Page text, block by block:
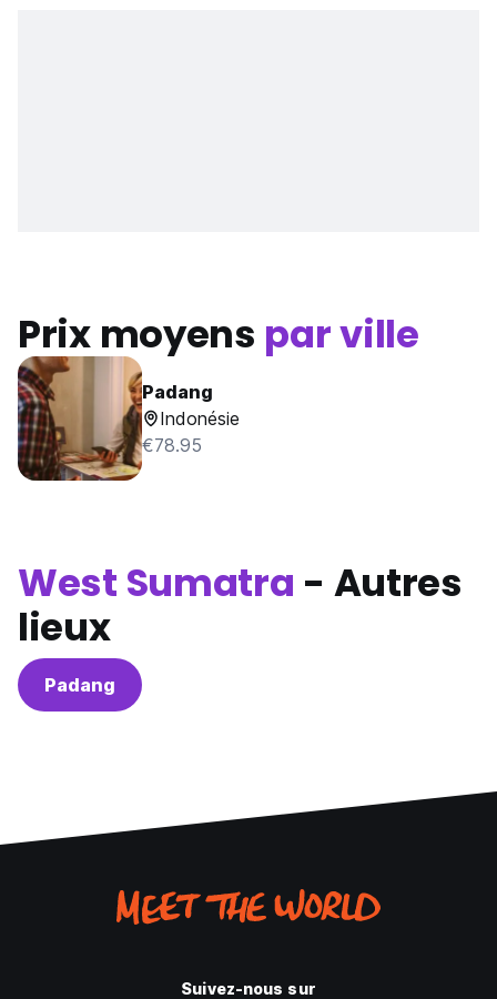
Prix moyens par ville
Padang
Indonésie
€78.95
West Sumatra - Autres
lieux
Padang
Suivez-nous sur